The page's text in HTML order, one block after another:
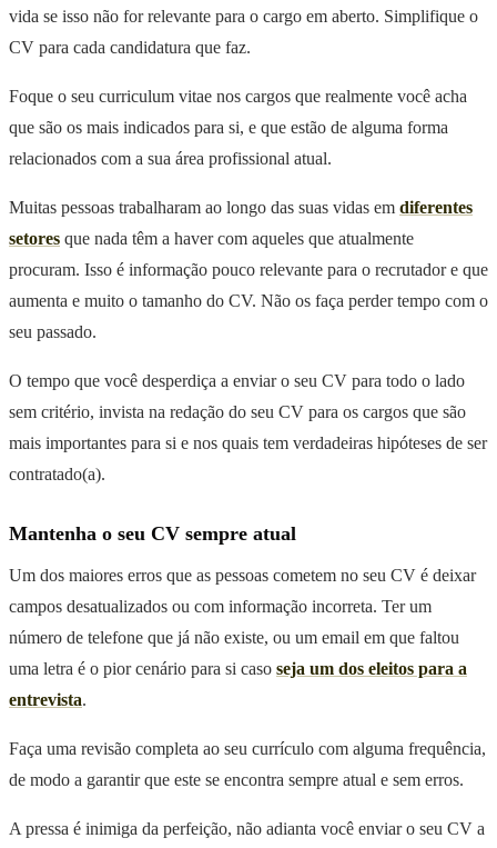
vida se isso não for relevante para o cargo em aberto. Simplifique o
CV para cada candidatura que faz.
Foque o seu curriculum vitae nos cargos que realmente você acha
que são os mais indicados para si, e que estão de alguma forma
relacionados com a sua área profissional atual.
Muitas pessoas trabalharam ao longo das suas vidas em diferentes
setores que nada têm a haver com aqueles que atualmente
procuram. Isso é informação pouco relevante para o recrutador e que
aumenta e muito o tamanho do CV. Não os faça perder tempo com o
seu passado.
O tempo que você desperdiça a enviar o seu CV para todo o lado
sem critério, invista na redação do seu CV para os cargos que são
mais importantes para si e nos quais tem verdadeiras hipóteses de ser
contratado(a).
Mantenha o seu CV sempre atual
Um dos maiores erros que as pessoas cometem no seu CV é deixar
campos desatualizados ou com informação incorreta. Ter um
número de telefone que já não existe, ou um email em que faltou
uma letra é o pior cenário para si caso seja um dos eleitos para a
entrevista.
Faça uma revisão completa ao seu currículo com alguma frequência,
de modo a garantir que este se encontra sempre atual e sem erros.
A pressa é inimiga da perfeição, não adianta você enviar o seu CV a